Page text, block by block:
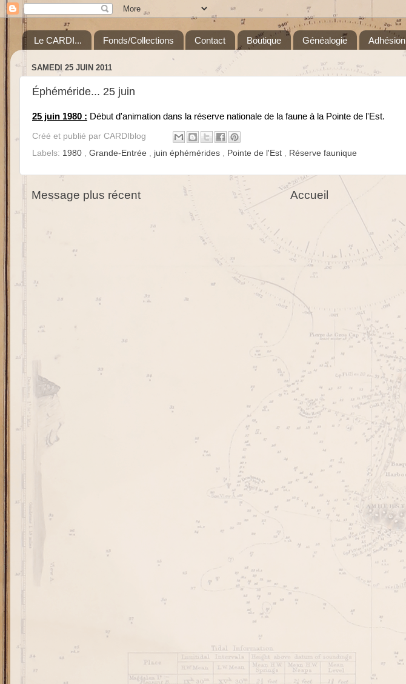
Le CARDI... Fonds/Collections Contact Boutique Généalogie Adhésion
SAMEDI 25 JUIN 2011
Éphéméride... 25 juin
25 juin 1980 : Début d'animation dans la réserve nationale de la faune à la Pointe de l'Est.
Créé et publié par CARDIblog
Labels: 1980 Grande-Entrée juin éphémérides Pointe de l'Est Réserve faunique
Message plus récent Accueil